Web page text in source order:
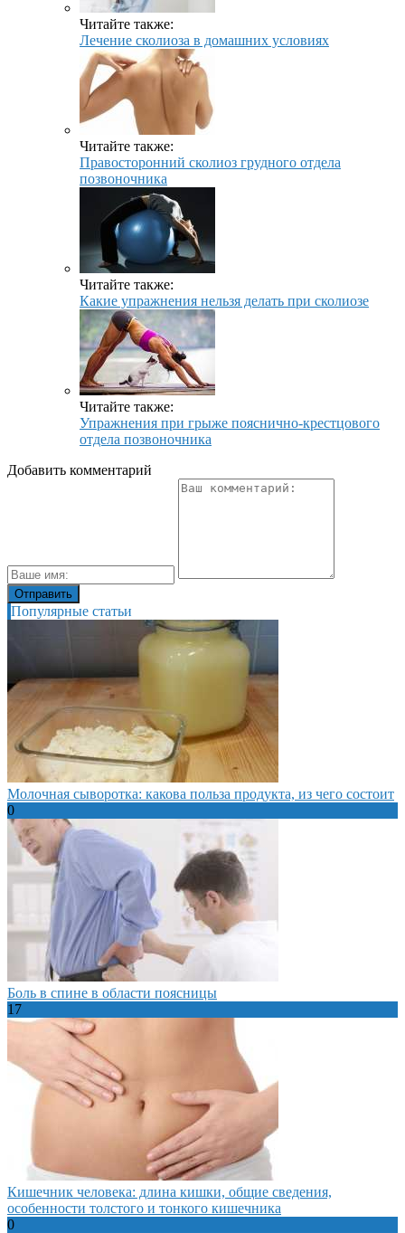
Читайте также:
Лечение сколиоза в домашних условиях
Читайте также:
Правосторонний сколиоз грудного отдела
позвоночника
Читайте также:
Какие упражнения нельзя делать при сколиозе
Читайте также:
Упражнения при грыже пояснично-крестцового
отдела позвоночника
Добавить комментарий
Популярные статьи
Молочная сыворотка: какова польза продукта, из чего состоит
0
Боль в спине в области поясницы
17
Кишечник человека: длина кишки, общие сведения,
особенности толстого и тонкого кишечника
0